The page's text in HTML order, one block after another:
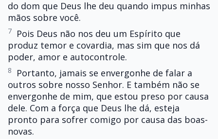
do dom que Deus lhe deu quando impus minhas
mãos sobre você.
7
Pois Deus não nos deu um Espírito que
produz temor e covardia, mas sim que nos dá
poder, amor e autocontrole.
8
Portanto, jamais se envergonhe de falar a
outros sobre nosso Senhor. E também não se
envergonhe de mim, que estou preso por causa
dele. Com a força que Deus lhe dá, esteja
pronto para sofrer comigo por causa das boas-
novas.